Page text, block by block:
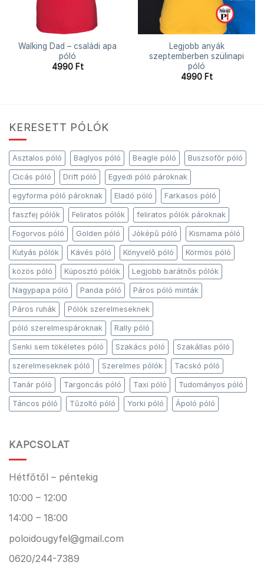
Walking Dad – családi apa
póló
4990 Ft
Legjobb anyák
szeptemberben szülinapi
póló
4990 Ft
KERESETT PÓLÓK
Asztalos póló Baglyos póló Beagle póló Buszsofőr póló
Cicás póló Drift póló Egyedi póló pároknak
egyforma póló pároknak Eladó póló Farkasos póló
faszfej pólók Feliratos pólók feliratos pólók pároknak
Fogorvos póló Golden póló Jóképű póló Kismama póló
Kutyás pólók Kávés póló Könyvelő póló Körmös póló
közös póló Kúposztó pólók Legjobb barátnős pólók
Nagypapa póló Panda póló Páros póló minták
Páros ruhák Pólók szerelmeseknek
póló szerelmespároknak Rally póló
Senki sem tökéletes póló Szakács póló Szakállas póló
szerelmeseknek póló Szerelmes pólók Tacskó póló
Tanár póló Targoncás póló Taxi póló Tudományos póló
Táncos póló Tűzoltó póló Yorki póló Ápoló póló
KAPCSOLAT
Hétfőtől – péntekig
10:00 – 12:00
14:00 – 18:00
poloidougyfel@gmail.com
0620/244-7389